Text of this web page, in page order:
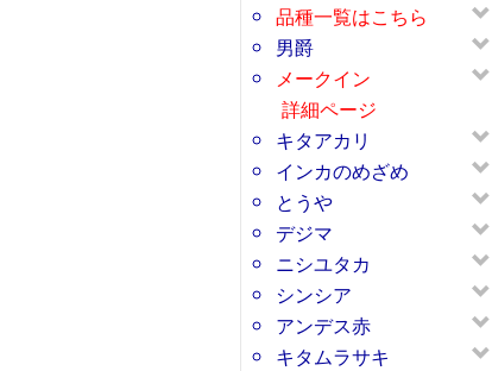
品種一覧はこちら
男爵
メークイン
詳細ページ
キタアカリ
インカのめざめ
とうや
デジマ
ニシユタカ
シンシア
アンデス赤
キタムラサキ